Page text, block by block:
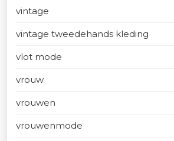
vintage
vintage tweedehands kleding
vlot mode
vrouw
vrouwen
vrouwenmode